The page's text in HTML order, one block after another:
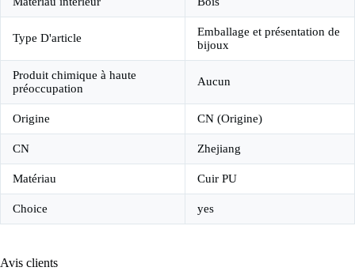
Type D'article
Emballage et présentation de
bijoux
Produit chimique à haute
préoccupation
Aucun
Origine CN (Origine)
CN Zhejiang
Matériau Cuir PU
Choice yes
Avis clients